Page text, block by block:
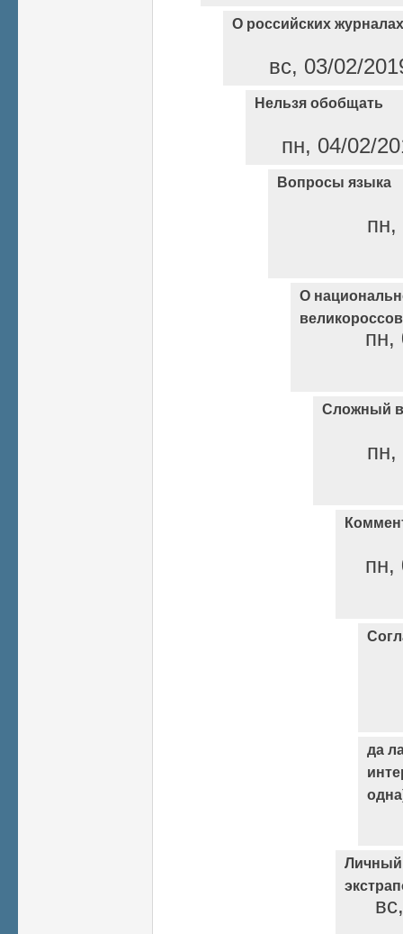
О российских журналах
вс, 03/02/
Нельзя обобщать
пн, 04/02/
Вопросы языка
пн,
О
великороссов
пн,
Сложный
пн,
пн,
да
Личный